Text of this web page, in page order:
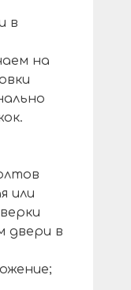
в
на
или
двери в